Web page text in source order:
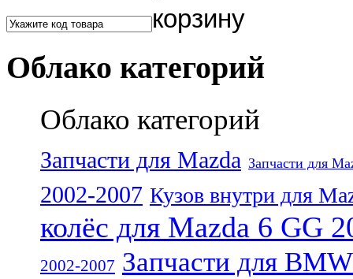
Облако категорий
Облако категорий
Запчасти для Mazda Запчасти для
2002-2007 Кузов внутри для
колёс для Mazda 6 GG
2002-2007 Запчасти для BMW